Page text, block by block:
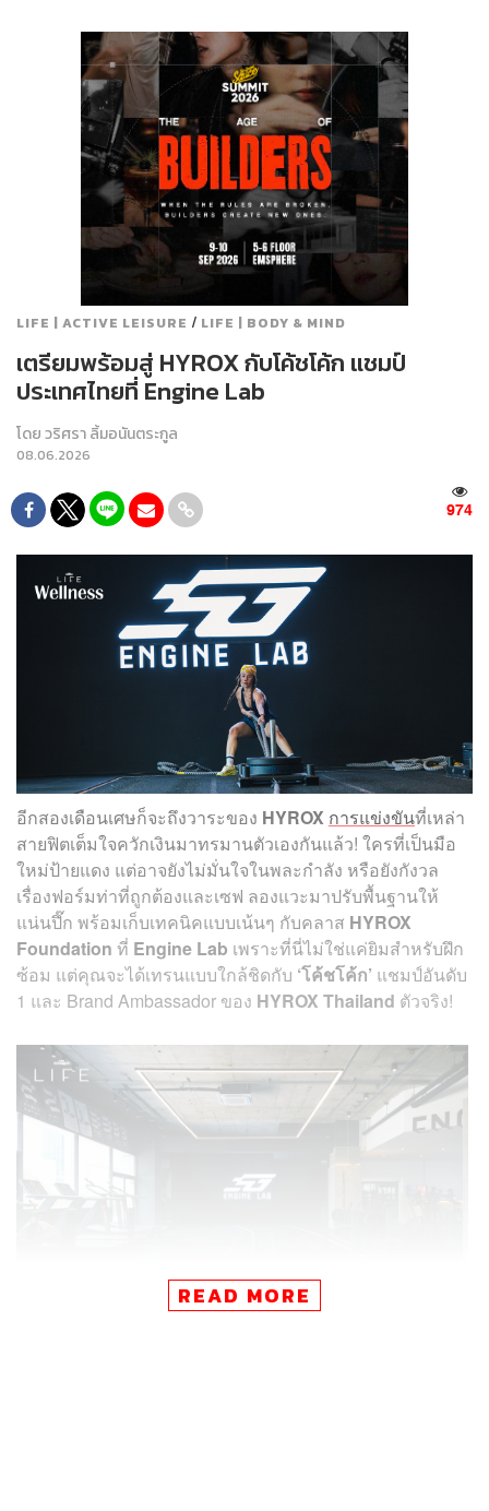
LIFE | ACTIVE LEISURE / LIFE | BODY & MIND
เตรียมพร้อมสู่ HYROX กับโค้ชโค้ก แชมป์
ประเทศไทยที่ Engine Lab
โดยวริศรา ลิ้มอนันตระกูล
08.06.2026
974
อีกสองเดือนเศษก็จะถึงวาระของ HYROX การแข่งขันที่เหล่า
สายฟิตเต็มใจควักเงินมาทรมานตัวเองกันแล้ว! ใครที่เป็นมือ
ใหม่ป้ายแดง แต่อาจยังไม่มั่นใจในพละกำลัง หรือยังกังวล
เรื่องฟอร์มท่าที่ถูกต้องและเซฟ ลองแวะมาปรับพื้นฐานให้
แน่นปึ๊ก พร้อมเก็บเทคนิคแบบเน้นๆ กับคลาส HYROX
Foundation ที่ Engine Lab เพราะที่นี่ไม่ใช่แค่ยิมสำหรับฝึก
ซ้อม แต่คุณจะได้เทรนแบบใกล้ชิดกับ ‘โค้ชโค้ก’ แชมป์อันดับ
1 และ Brand Ambassador ของ HYROX Thailand ตัวจริง!
READ MORE